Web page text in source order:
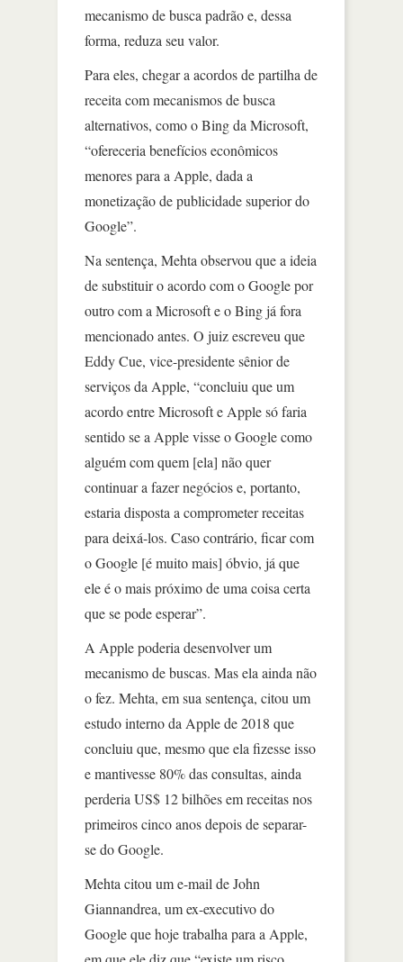
mecanismo de busca padrão e, dessa
forma, reduza seu valor.
Para eles, chegar a acordos de partilha de
receita com mecanismos de busca
alternativos, como o Bing da Microsoft,
“ofereceria benefícios econômicos
menores para a Apple, dada a
monetização de publicidade superior do
Google”.
Na sentença, Mehta observou que a ideia
de substituir o acordo com o Google por
outro com a Microsoft e o Bing já fora
mencionado antes. O juiz escreveu que
Eddy Cue, vice-presidente sênior de
serviços da Apple, “concluiu que um
acordo entre Microsoft e Apple só faria
sentido se a Apple visse o Google como
alguém com quem [ela] não quer
continuar a fazer negócios e, portanto,
estaria disposta a comprometer receitas
para deixá-los. Caso contrário, ficar com
o Google [é muito mais] óbvio, já que
ele é o mais próximo de uma coisa certa
que se pode esperar”.
A Apple poderia desenvolver um
mecanismo de buscas. Mas ela ainda não
o fez. Mehta, em sua sentença, citou um
estudo interno da Apple de 2018 que
concluiu que, mesmo que ela fizesse isso
e mantivesse 80% das consultas, ainda
perderia US$ 12 bilhões em receitas nos
primeiros cinco anos depois de separar-
se do Google.
Mehta citou um e-mail de John
Giannandrea, um ex-executivo do
Google que hoje trabalha para a Apple,